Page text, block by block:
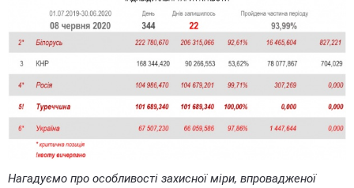
Нагадуємо про особливості захисної міри, впровадженої